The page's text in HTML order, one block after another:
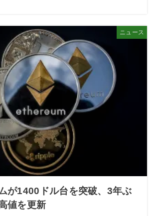
ニュース
が1400ドル台を突破、3年ぶ
値を更新